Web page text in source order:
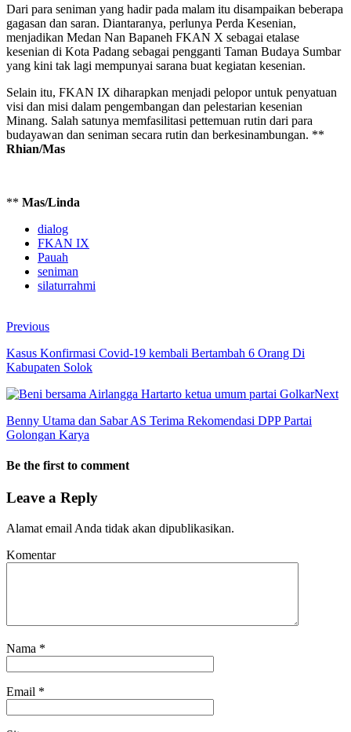
Dari para seniman yang hadir pada malam itu disampaikan beberapa
gagasan dan saran. Diantaranya, perlunya Perda Kesenian,
menjadikan Medan Nan Bapaneh FKAN X sebagai etalase
kesenian di Kota Padang sebagai pengganti Taman Budaya Sumbar
yang kini tak lagi mempunyai sarana buat kegiatan kesenian.
Selain itu, FKAN IX diharapkan menjadi pelopor untuk penyatuan
visi dan misi dalam pengembangan dan pelestarian kesenian
Minang. Salah satunya memfasilitasi pettemuan rutin dari para
budayawan dan seniman secara rutin dan berkesinambungan. **
Rhian/Mas
** Mas/Linda
dialog
FKAN IX
Pauah
seniman
silaturrahmi
Previous
Kasus Konfirmasi Covid-19 kembali Bertambah 6 Orang Di
Kabupaten Solok
Next
Benny Utama dan Sabar AS Terima Rekomendasi DPP Partai
Golongan Karya
Be the first to comment
Leave a Reply
Alamat email Anda tidak akan dipublikasikan.
Komentar
Nama *
Email *